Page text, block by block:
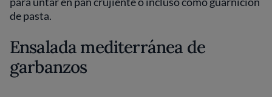
de pasta.
Ensalada mediterránea de
garbanzos